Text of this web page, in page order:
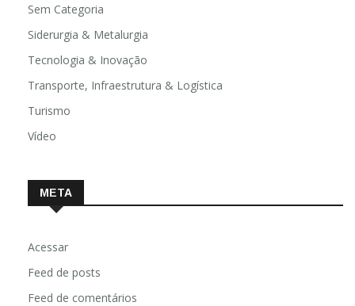
Sem Categoria
Siderurgia & Metalurgia
Tecnologia & Inovação
Transporte, Infraestrutura & Logística
Turismo
Vídeo
META
Acessar
Feed de posts
Feed de comentários